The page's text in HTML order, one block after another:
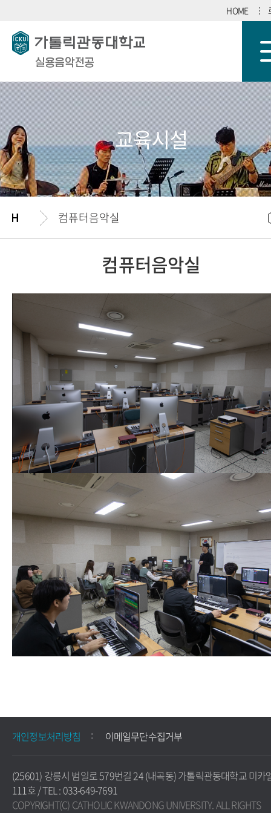
HOME
실용음악전공
교육시설
컴퓨터음악실
컴퓨터음악실
개인정보처리방침 이메일무단수집거부
(25601) 강릉시 범일로 579번길 24 (내곡동) 가톨릭관동대학교 미카
111호 / TEL : 033-649-7691
COPYRIGHT(C) CATHOLIC KWANDONG UNIVERSITY. ALL RIGHTS